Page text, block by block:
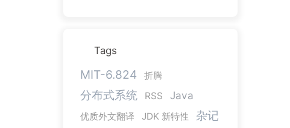
Tags
MIT-6.824 折腾
分布式系统 RSS Java
优质外文翻译 JDK 新特性 杂记